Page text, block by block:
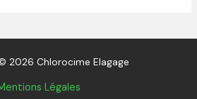
2026 Chlorocime Elagage
Légales